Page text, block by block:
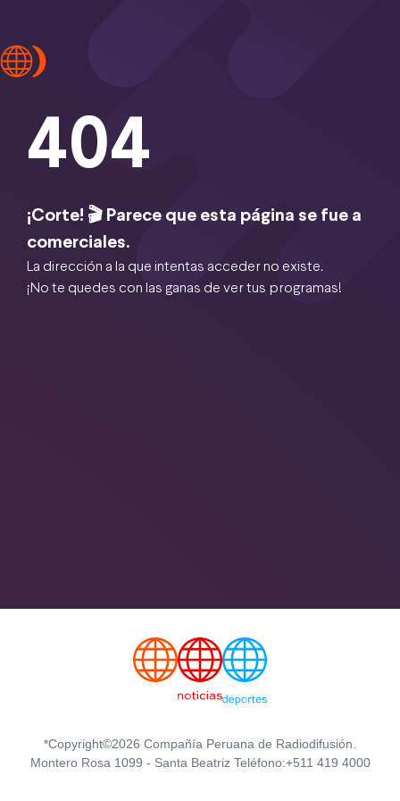
404
¡Corte! 🎬 Parece que esta página se fue a
comerciales.
La dirección a la que intentas acceder no existe.
¡No te quedes con las ganas de ver tus programas!
*Copyright©2026 Compañía Peruana de Radiodifusión.
Montero Rosa 1099 - Santa Beatriz Teléfono:+511 419 4000